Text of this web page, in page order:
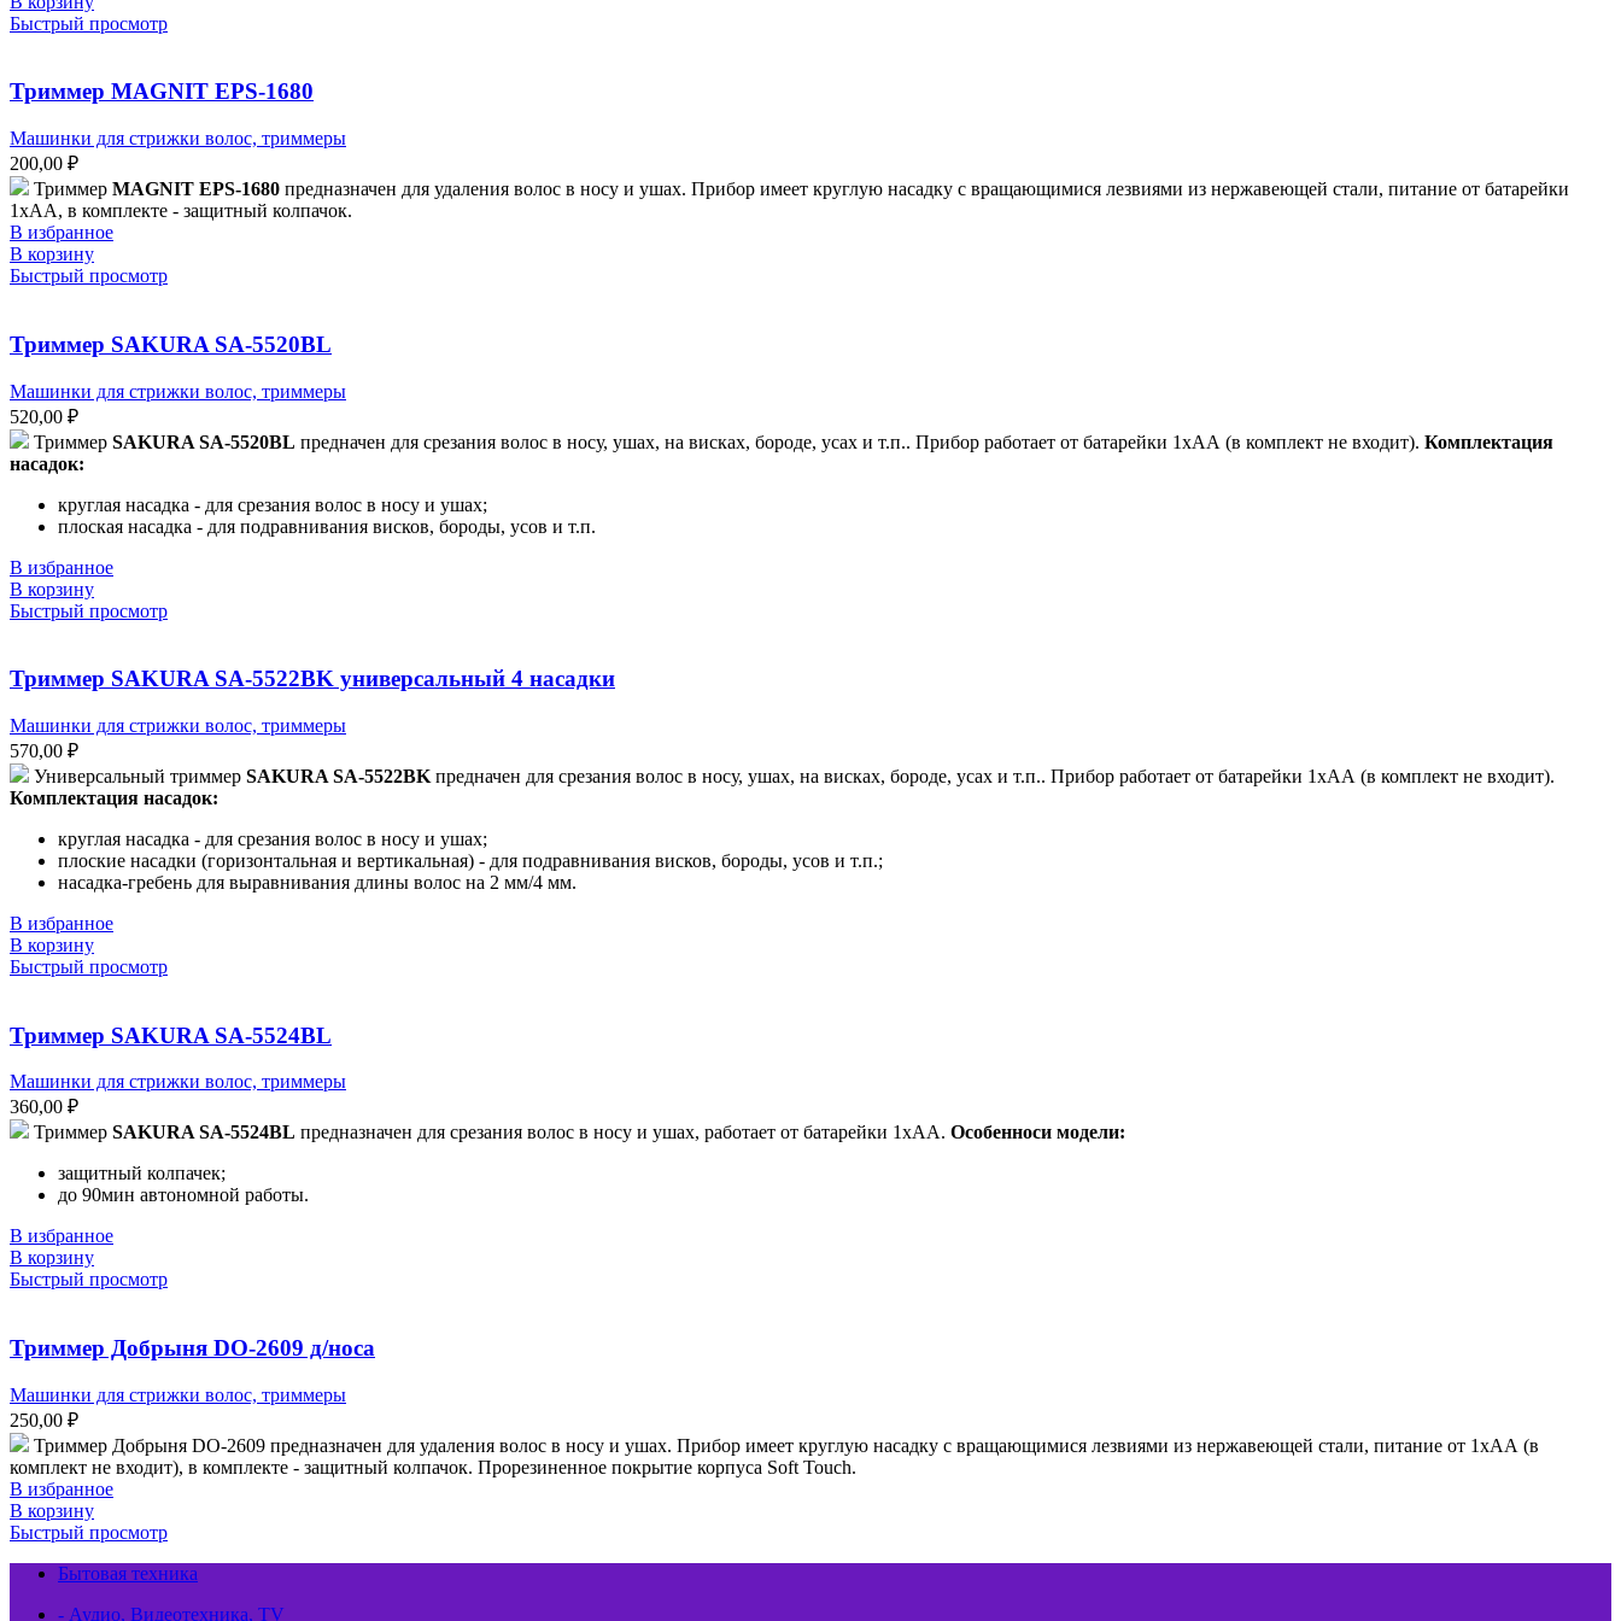
Быстрый просмотр
Триммер MAGNIT EPS-1680
Машинки для стрижки волос, триммеры
200,00 ₽
Триммер MAGNIT EPS-1680 предназначен для удаления волос в носу и ушах. Прибор имеет круглую насадку с вращающимися лезвиями из нержавеющей стали, питание от батарейки
1хАА, в комплекте - защитный колпачок.
В избранное
В корзину
Быстрый просмотр
Триммер SAKURA SA-5520BL
Машинки для стрижки волос, триммеры
520,00 ₽
Триммер SAKURA SA-5520BL предначен для срезания волос в носу, ушах, на висках, бороде, усах и т.п.. Прибор работает от батарейки 1хАА (в комплект не входит). Комплектация
насадок:
круглая насадка - для срезания волос в носу и ушах;
плоская насадка - для подравнивания висков, бороды, усов и т.п.
В избранное
В корзину
Быстрый просмотр
Триммер SAKURA SA-5522BK универсальный 4 насадки
Машинки для стрижки волос, триммеры
570,00 ₽
Универсальный триммер SAKURA SA-5522BK предначен для срезания волос в носу, ушах, на висках, бороде, усах и т.п.. Прибор работает от батарейки 1хАА (в комплект не входит).
Комплектация насадок:
круглая насадка - для срезания волос в носу и ушах;
плоские насадки (горизонтальная и вертикальная) - для подравнивания висков, бороды, усов и т.п.;
насадка-гребень для выравнивания длины волос на 2 мм/4 мм.
В избранное
В корзину
Быстрый просмотр
Триммер SAKURA SA-5524BL
Машинки для стрижки волос, триммеры
360,00 ₽
Триммер SAKURA SA-5524BL предназначен для срезания волос в носу и ушах, работает от батарейки 1хАА. Особенноси модели:
защитный колпачек;
до 90мин автономной работы.
В избранное
В корзину
Быстрый просмотр
Триммер Добрыня DO-2609 д/носа
Машинки для стрижки волос, триммеры
250,00 ₽
Триммер Добрыня DO-2609 предназначен для удаления волос в носу и ушах. Прибор имеет круглую насадку с вращающимися лезвиями из нержавеющей стали, питание от 1хАА (в
комплект не входит), в комплекте - защитный колпачок. Прорезиненное покрытие корпуса Soft Touch.
В избранное
В корзину
Быстрый просмотр
Бытовая техника
- Аудио, Видеотехника, TV